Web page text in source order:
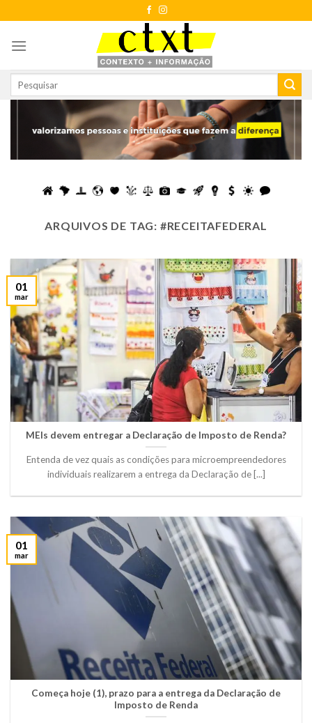
to
content
ARQUIVOS DE TAG: #RECEITAFEDERAL
MEIs devem entregar a Declaração de Imposto de Renda?
Entenda de vez quais as condições para microempreendedores
individuais realizarem a entrega da Declaração de [...]
01
mar
Começa hoje (1), prazo para a entrega da Declaração de
Imposto de Renda
01
mar